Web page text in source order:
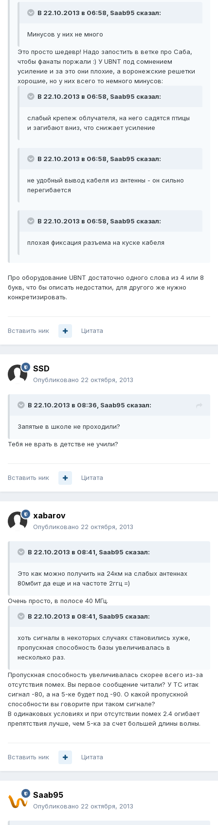
В 22.10.2013 в 06:58, Saab95 сказал:
Минусов у них не много
Это просто шедевр! Надо запостить в ветке про Саба,
чтобы фанаты поржали :) У UBNT под сомнением
усиление и за это они плохие, а воронежские решетки
хорошие, но у них всего то немного минусов:
В 22.10.2013 в 06:58, Saab95 сказал:
слабый крепеж облучателя, на него садятся птицы
и загибают вниз, что снижает усиление
В 22.10.2013 в 06:58, Saab95 сказал:
не удобный вывод кабеля из антенны - он сильно
перегибается
В 22.10.2013 в 06:58, Saab95 сказал:
плохая фиксация разъема на куске кабеля
Про оборудование UBNT достаточно одного слова из 4 или 8
букв, что бы описать недостатки, для другого же нужно
конкретизировать.
Вставить ник Цитата
SSD
Опубликовано 22 октября, 2013
В 22.10.2013 в 08:36, Saab95 сказал:
Запятые в школе не проходили?
Тебя не врать в детстве не учили?
Вставить ник Цитата
xabarov
Опубликовано 22 октября, 2013
В 22.10.2013 в 08:41, Saab95 сказал:
Это как можно получить на 24км на слабых антеннах
80мбит да еще и на частоте 2ггц =)
Очень просто, в полосе 40 МГц.
В 22.10.2013 в 08:41, Saab95 сказал:
хоть сигналы в некоторых случаях становились хуже,
пропускная способность базы увеличивалась в
несколько раз.
Пропускная способность увеличивалась скорее всего из-за
отсутствия помех. Вы первое сообщение читали? У ТС итак
сигнал -80, а на 5-ке будет под -90. О какой пропускной
способности вы говорите при таком сигнале?
В одинаковых условиях и при отсутствии помех 2.4 огибает
препятствия лучше, чем 5-ка за счет большей длины волны.
Вставить ник Цитата
Saab95
Опубликовано 22 октября, 2013